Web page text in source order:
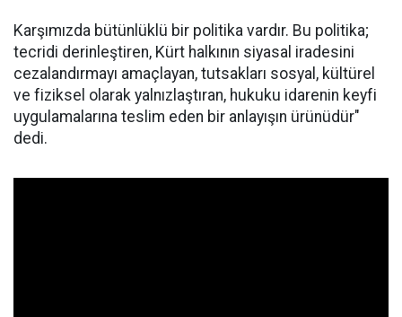
Karşımızda bütünlüklü bir politika vardır. Bu politika;
tecridi derinleştiren, Kürt halkının siyasal iradesini
cezalandırmayı amaçlayan, tutsakları sosyal, kültürel
ve fiziksel olarak yalnızlaştıran, hukuku idarenin keyfi
uygulamalarına teslim eden bir anlayışın ürünüdür"
dedi.